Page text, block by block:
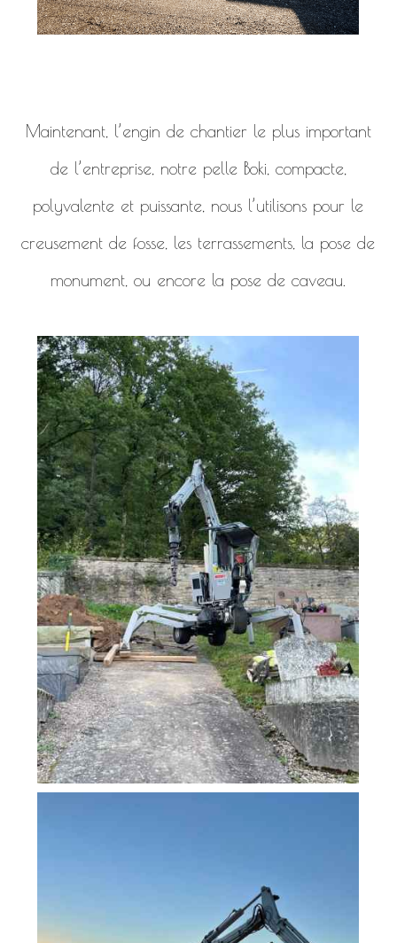
Maintenant, l’engin de chantier le plus important
de l’entreprise, notre pelle Boki, compacte,
polyvalente et puissante, nous l’utilisons pour le
creusement de fosse, les terrassements, la pose de
monument, ou encore la pose de caveau.